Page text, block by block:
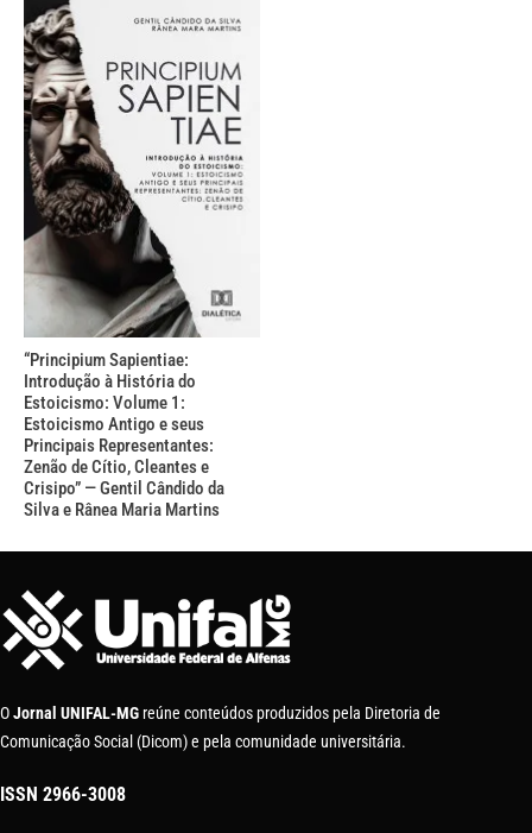
“Principium Sapientiae:
Introdução à História do
Estoicismo: Volume 1:
Estoicismo Antigo e seus
Principais Representantes:
Zenão de Cítio, Cleantes e
Crisipo” — Gentil Cândido da
Silva e Rânea Maria Martins
OJornal UNIFAL-MG reúne conteúdos produzidos pela Diretoria de
Comunicação Social (Dicom) e pela comunidade universitária.
ISSN 2966-3008